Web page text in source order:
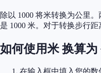
除以 1000 将米转换为公里
是 1000 米。对于转换步行
如何使用米 换算
在输入框中填入您的数